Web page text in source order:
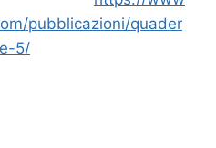
pubblicazioni/quader
5/